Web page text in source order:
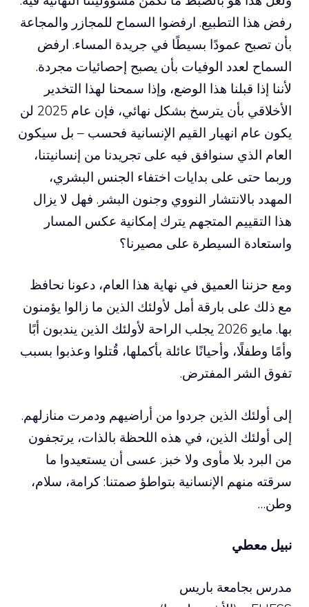
رفض هذا التطبيع. ارفضوا السماح للمجازر والمجاعة
بأن تصبح عمودًا بسيطًا في جريدة المساء. ارفض
السماح لعدد الوفيات بأن يصبح إحصائيات مجردة.
لأننا إذا قبلنا هذا الوضع، وإذا سمحنا لهذا التخدير
الأخلاقي بأن يترسخ بشكل نهائي، فإن عام 2025 لن
يكون عام انهيار القيم الإنسانية فحسب – بل سيكون
العام الذي سنوافق فيه على تجريدنا من إنسانيتنا،
وربما حتى على بدايات اختفاء الجنس البشري،
المهدد بالانتشار النووي وجنون البشر. فهل لا يزال
هذا التقييم المتجهم يترك إمكانية عكس المسار
واستعادة السيطرة على مصيرنا؟
ومع حزننا العميق في نهاية هذا العام، دعونا نحافظ
مع ذلك على بارقة أمل لأولئك الذين ما زالوا يؤمنون
بها. مايو 2026 يجلب الراحة لأولئك الذين يندبون أبًا
وأمًا وطفلًا، وأحيانًا عائلة بأكملها، قُتلوا وعذبوا بسبب
تفوق الشر المفترض.
إلى أولئك الذين جردوا من أراضيهم ودمرت منازلهم.
إلى أولئك الذين، في هذه اللحظة بالذات، يرتجفون
من البرد بلا مأوى ولا خبز. عسى أن يستعيدوا ما
سرقته منهم الإنسانية بتواطؤ صمتنا: كرامة، سلام،
وطن…
نبيل معطي
مدرس بجامعة باريس